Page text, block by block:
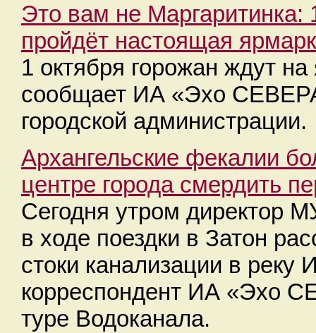
Это вам не Маргаритинка:
пройдёт настоящая
1 октября горожан ждут
сообщает ИА «Эхо
городской администрации.
Архангельские фекалии
центре города смердить
Сегодня утром директор
в ходе поездки в Затон
стоки канализации в реку
корреспондент ИА «Эхо
туре Водоканала.